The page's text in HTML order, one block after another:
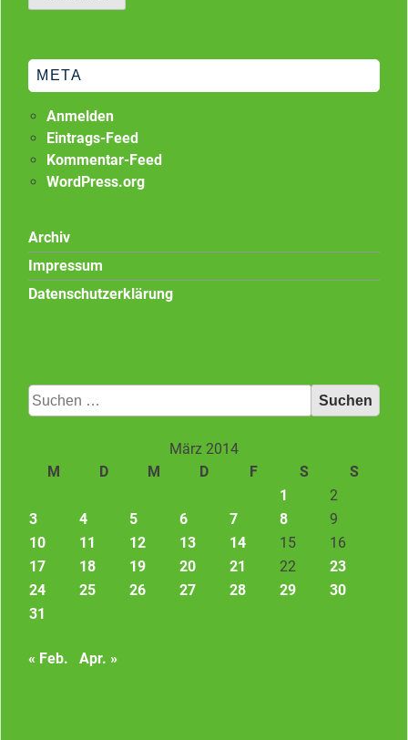
META
Anmelden
Eintrags-Feed
Kommentar-Feed
WordPress.org
Archiv
Impressum
Datenschutzerklärung
Suchen
nach:
März 2014
M
D M D F S
S
1
2
3
4 5 6 7 8
9
10
11 12 13 14 15
16
17
18 19 20 21 22
23
24
25 26 27 28 29
30
31
« Feb. Apr. »